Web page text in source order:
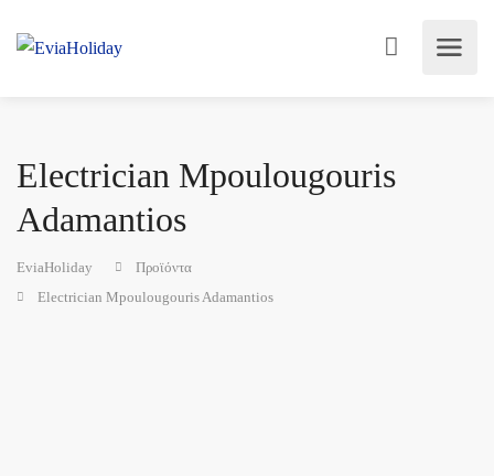
Electrician Mpoulougouris
Adamantios
EviaHoliday
Προϊόντα
Electrician Mpoulougouris Adamantios